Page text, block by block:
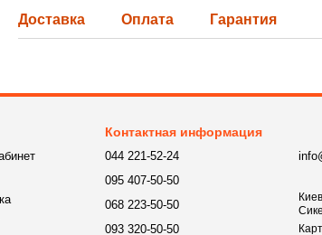
Доставка Оплата Гарантия
Контактная информация
044 221-52-24
095 407-50-50
068 223-50-50
093 320-50-50